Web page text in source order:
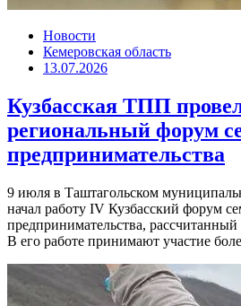
Новости
Кемеровская область
13.07.2026
Кузбасская ТПП
региональный форум
предпринимательства
9 июля в Таштагольском
начал работу IV Кузбасский форум
предпринимательства,
В его работе принимают участие